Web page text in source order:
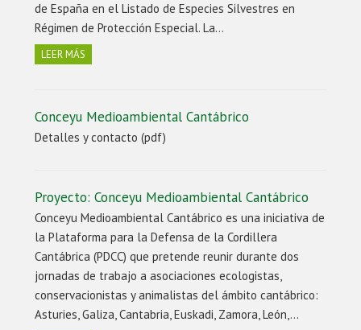
de España en el Listado de Especies Silvestres en
Régimen de Protección Especial. La…
LEER MÁS
Conceyu Medioambiental Cantábrico
Detalles y contacto (pdf)
Proyecto: Conceyu Medioambiental Cantábrico
Conceyu Medioambiental Cantábrico es una iniciativa de
la Plataforma para la Defensa de la Cordillera
Cantábrica (PDCC) que pretende reunir durante dos
jornadas de trabajo a asociaciones ecologistas,
conservacionistas y animalistas del ámbito cantábrico:
Asturies, Galiza, Cantabria, Euskadi, Zamora, León,…